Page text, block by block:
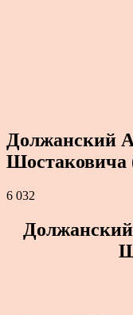
Должанский
Шостаковича
6 032